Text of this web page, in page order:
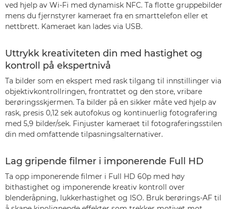
ved hjelp av Wi-Fi med dynamisk NFC. Ta flotte gruppebilder
mens du fjernstyrer kameraet fra en smarttelefon eller et
nettbrett. Kameraet kan lades via USB.
Uttrykk kreativiteten din med hastighet og
kontroll på ekspertnivå
Ta bilder som en ekspert med rask tilgang til innstillinger via
objektivkontrollringen, frontrattet og den store, vribare
berøringsskjermen. Ta bilder på en sikker måte ved hjelp av
rask, presis 0,12 sek autofokus og kontinuerlig fotografering
med 5,9 bilder/sek. Finjuster kameraet til fotograferingsstilen
din med omfattende tilpasningsalternativer.
Lag gripende filmer i imponerende Full HD
Ta opp imponerende filmer i Full HD 60p med høy
bithastighet og imponerende kreativ kontroll over
blenderåpning, lukkerhastighet og ISO. Bruk berørings-AF til